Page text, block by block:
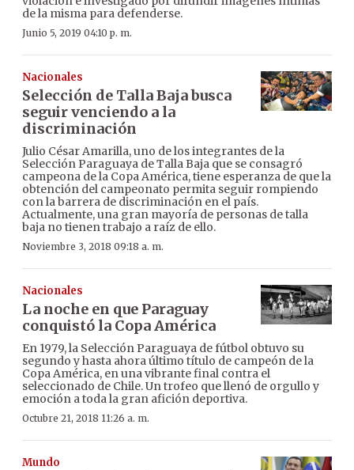
de la misma para defenderse.
Junio 5, 2019 04:10 p. m.
Nacionales
Selección de Talla Baja busca
seguir venciendo a la
discriminación
Julio César Amarilla, uno de los integrantes de la
Selección Paraguaya de Talla Baja que se consagró
campeona de la Copa América, tiene esperanza de que la
obtención del campeonato permita seguir rompiendo
con la barrera de discriminación en el país.
Actualmente, una gran mayoría de personas de talla
baja no tienen trabajo a raíz de ello.
Noviembre 3, 2018 09:18 a. m.
Nacionales
La noche en que Paraguay
conquistó la Copa América
En 1979, la Selección Paraguaya de fútbol obtuvo su
segundo y hasta ahora último título de campeón de la
Copa América, en una vibrante final contra el
seleccionado de Chile. Un trofeo que llenó de orgullo y
emoción a toda la gran afición deportiva.
Octubre 21, 2018 11:26 a. m.
Mundo